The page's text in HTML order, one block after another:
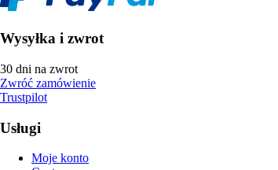
Wysyłka i zwrot
30 dni na zwrot
Zwróć zamówienie
Trustpilot
Usługi
Moje konto